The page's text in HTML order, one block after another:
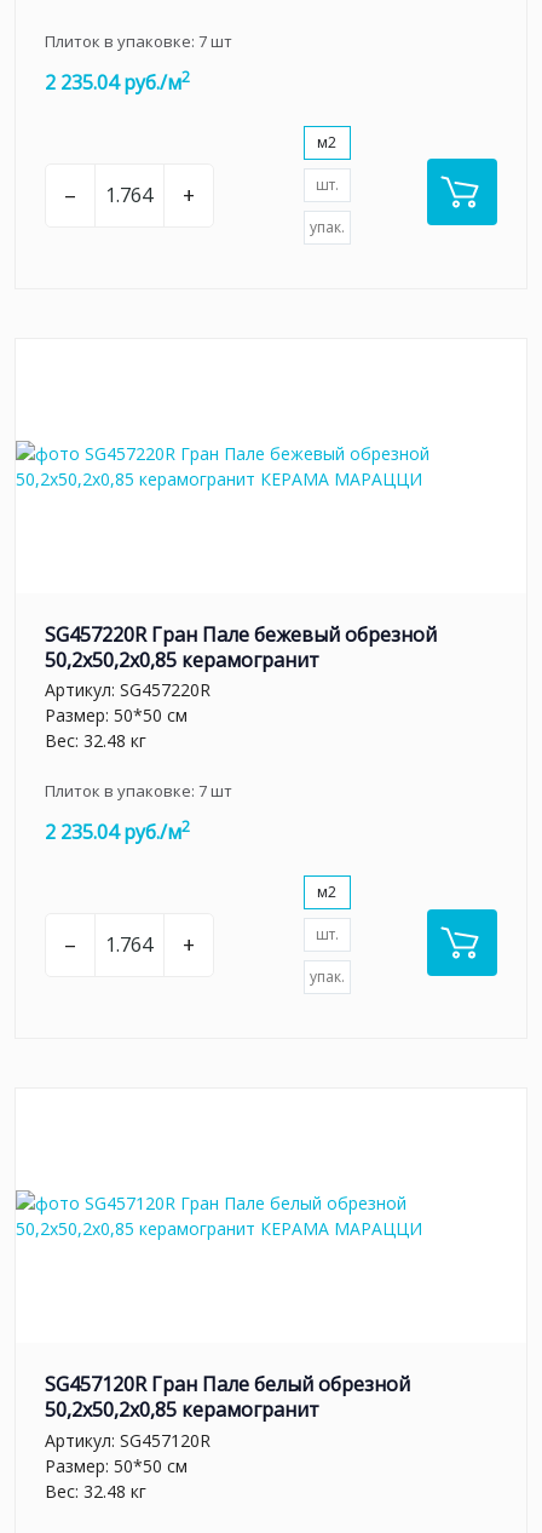
Плиток в упаковке: 7шт
2 235.04 руб./м2
– +
м2
шт.
упак.
SG457220R Гран Пале бежевый обрезной
50,2x50,2x0,85 керамогранит
Артикул: SG457220R
Размер: 50*50 см
Вес: 32.48 кг
Плиток в упаковке: 7шт
2 235.04 руб./м2
– +
м2
шт.
упак.
SG457120R Гран Пале белый обрезной
50,2x50,2x0,85 керамогранит
Артикул: SG457120R
Размер: 50*50 см
Вес: 32.48 кг